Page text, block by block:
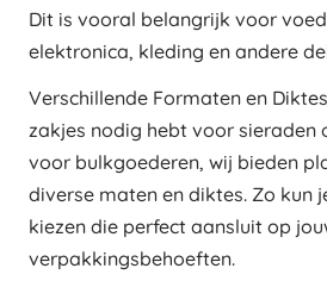
Dit is vooral belangrijk voor
elektronica, kleding en andere
Verschillende Formaten en
zakjes nodig hebt voor sieraden
voor bulkgoederen, wij bieden
diverse maten en diktes. Zo kun
kiezen die perfect aansluit op
verpakkingsbehoeften.